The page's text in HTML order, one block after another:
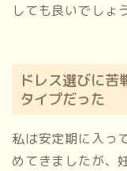
しても良いでしょう
ドレス選びに苦
タイプだった
私は安定期に入っ
めてきましたが、